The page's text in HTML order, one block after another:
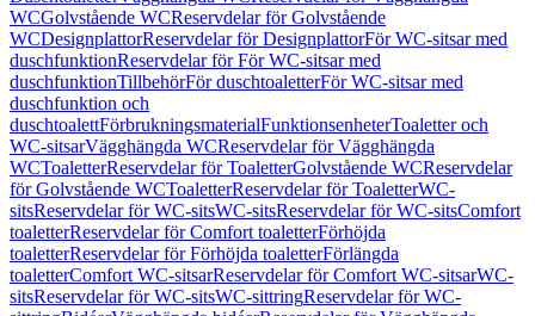
WCGolvstående WCReservdelar för Golvstående
WCDesignplattorReservdelar för DesignplattorFör WC-sitsar med
duschfunktionReservdelar för För WC-sitsar med
duschfunktionTillbehörFör duschtoaletterFör WC-sitsar med
duschfunktion och
duschtoalettFörbrukningsmaterialFunktionsenheterToaletter och
WC-sitsarVägghängda WCReservdelar för Vägghängda
WCToaletterReservdelar för ToaletterGolvstående WCReservdelar
för Golvstående WCToaletterReservdelar för ToaletterWC-
sitsReservdelar för WC-sitsWC-sitsReservdelar för WC-sitsComfort
toaletterReservdelar för Comfort toaletterFörhöjda
toaletterReservdelar för Förhöjda toaletterFörlängda
toaletterComfort WC-sitsarReservdelar för Comfort WC-sitsarWC-
sitsReservdelar för WC-sitsWC-sittringReservdelar för WC-